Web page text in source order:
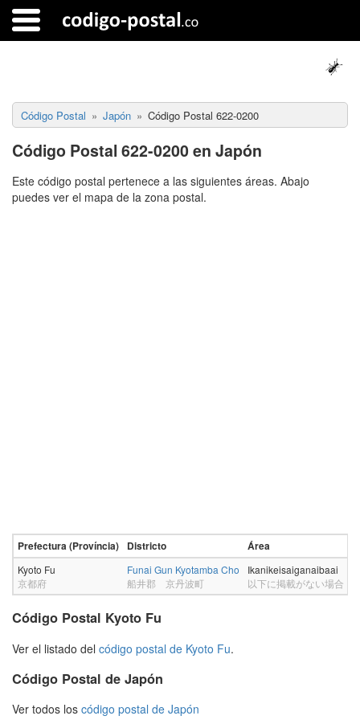
Código Postal Japón Código Postal 622-0200
Código Postal 622-0200 en Japón
Este código postal pertenece a las siguientes áreas. Abajo
puedes ver el mapa de la zona postal.
Prefectura (Província) Districto Área
Kyoto Fu
京都府
Funai Gun Kyotamba Cho
船井郡 京丹波町
Ikanikeisaiganaibaai
以下に掲載がない場合
Código Postal Kyoto Fu
Ver el listado del código postal de Kyoto Fu.
Código Postal de Japón
Ver todos los código postal de Japón